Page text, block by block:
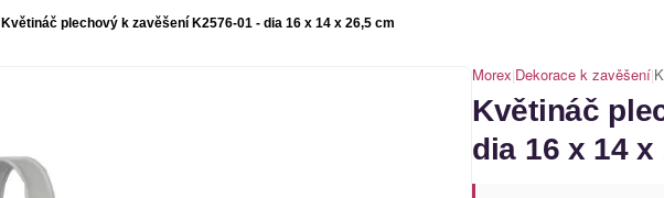
Květináč plechový k zavěšení K2576-01 - dia 16 x 14 x 26,5 cm
Morex|Dekorace k zavěšení|
Květináč
dia 16 x 14 x